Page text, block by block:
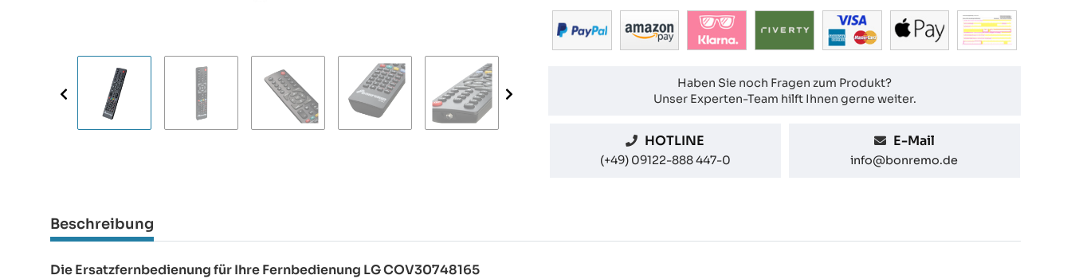
Haben Sie noch Fragen zum Produkt?
Unser Experten-Team hilft Ihnen gerne weiter.
HOTLINE
(+49) 09122-888 447-0
E-Mail
info@bonremo.de
Beschreibung
Die Ersatzfernbedienung für Ihre Fernbedienung LG COV30748165